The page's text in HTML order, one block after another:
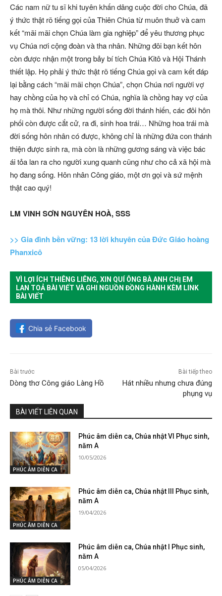
Các nam nữ tu sĩ khi tuyên khấn dâng cuộc đời cho Chúa, đã
ý thức thật rõ tiếng gọi của Thiên Chúa từ muôn thuở và cam
kết “mãi mãi chọn Chúa làm gia nghiệp” để yêu thương phục
vụ Chúa nơi cộng đoàn và tha nhân. Những đôi bạn kết hôn
còn được nhận một trong bảy bí tích Chúa Kitô và Hội Thánh
thiết lập. Họ phải ý thức thật rõ tiếng Chúa gọi và cam kết đáp
lại bằng cách “mãi mãi chọn Chúa”, chọn Chúa nơi người vợ
hay chồng của họ và chỉ có Chúa, nghĩa là chồng hay vợ của
họ mà thôi. Như những người sống đời thánh hiến, các đôi hôn
phối còn được cắt cử, ra đi, sinh hoa trái… Những hoa trái mà
đời sống hôn nhân có được, không chỉ là những đứa con thánh
thiện được sinh ra, mà còn là những gương sáng và việc bác
ái tỏa lan ra cho người xung quanh cũng như cho cả xã hội mà
họ đang sống. Hôn nhân Công giáo, một ơn gọi và sứ mệnh
thật cao quý!
LM VINH SƠN NGUYÊN HOÀ, SSS
>> Gia đình bền vững: 13 lời khuyên của Đức Giáo hoàng
Phanxicô
VÌ LỢI ÍCH THIÊNG LIÊNG, XIN QUÍ ÔNG BÀ ANH CHỊ EM
LAN TOẢ BÀI VIẾT VÀ GHI NGUỒN ĐỒNG HÀNH KÈM LINK
BÀI VIẾT
Chia sẻ Facebook
Bài trước
Dòng thơ Công giáo Làng Hồ
Bài tiếp theo
Hát nhiều nhưng chưa đúng
phụng vụ
BÀI VIẾT LIÊN QUAN
PHÚC ÂM DIỄN CA
Phúc âm diễn ca, Chúa nhật VI Phục sinh,
năm A
10/05/2026
PHÚC ÂM DIỄN CA
Phúc âm diễn ca, Chúa nhật III Phục sinh,
năm A
19/04/2026
PHÚC ÂM DIỄN CA
Phúc âm diễn ca, Chúa nhật I Phục sinh,
năm A
05/04/2026